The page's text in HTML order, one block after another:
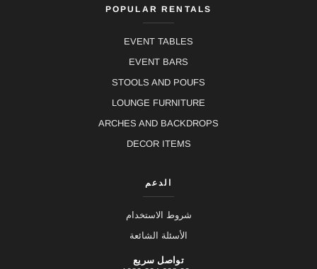
POPULAR RENTALS
EVENT TABLES
EVENT BARS
STOOLS AND POUFS
LOUNGE FURNITURE
ARCHES AND BACKDROPS
DECOR ITEMS
الدعم
شروط الاستخدام
الأسئلة الشائعة
تواصل سريع